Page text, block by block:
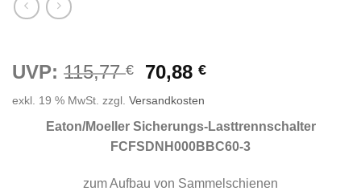
UVP: 115,77€
Ursprünglicher
war:
115,77 €
70,88€Aktueller
70,88 €.
exkl. 19 % MwSt. zzgl. Versandkosten
Eaton/Moeller Sicherungs-Lasttrennschalter
FCFSDNH000BBC60-3
zum Aufbau von Sammelschienen